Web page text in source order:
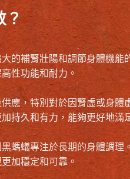
？
的補腎壯陽和調節身體機能
性功能和耐力。
應，特別對於因腎虛或身體
持久和有力，能夠更好地滿
螞蟻專注於長期的身體調理
加穩定和可靠。